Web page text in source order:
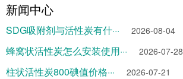
新闻中心
SDG吸附剂与活性炭有什··· 2026-08-04
蜂窝状活性炭怎么安装使用··· 2026-07-28
柱状活性炭800碘值价格··· 2026-07-21